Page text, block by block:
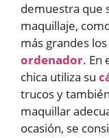
demuestra que
maquillaje,
más grandes
ordenador. En
chica utiliza su
trucos y
maquillar
ocasión, se